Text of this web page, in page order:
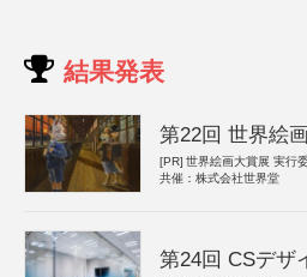
結果発表
第22回 世界絵
[PR] 世界絵画大賞展 実行
共催：株式会社世界堂
第24回 CSデザ